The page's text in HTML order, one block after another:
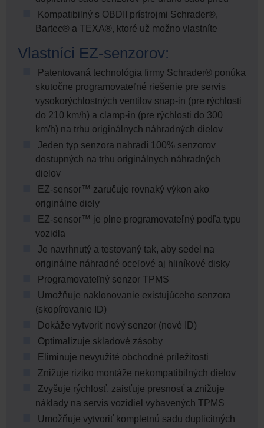
Kompatibilný s OBDII prístrojmi Schrader®,
Bartec® a TEXA®, ktoré už možno vlastníte
Vlastníci EZ-senzorov:
Patentovaná technológia firmy Schrader® ponúka
skutočne programovateľné riešenie pre servis
vysokorýchlostných ventilov snap-in (pre rýchlosti
do 210 km/h) a clamp-in (pre rýchlosti do 300
km/h) na trhu originálnych náhradných dielov
Jeden typ senzora nahradí 100% senzorov
dostupných na trhu originálnych náhradných
dielov
EZ-sensor™ zaručuje rovnaký výkon ako
originálne diely
EZ-sensor™ je plne programovateľný podľa typu
vozidla
Je navrhnutý a testovaný tak, aby sedel na
originálne náhradné oceľové aj hliníkové disky
Programovateľný senzor TPMS
Umožňuje naklonovanie existujúceho senzora
(skopírovanie ID)
Dokáže vytvoriť nový senzor (nové ID)
Optimalizuje skladové zásoby
Eliminuje nevyužité obchodné príležitosti
Znižuje riziko montáže nekompatibilných dielov
Zvyšuje rýchlosť, zaisťuje presnosť a znižuje
náklady na servis vozidiel vybavených TPMS
Umožňuje vytvoriť kompletnú sadu duplicitných